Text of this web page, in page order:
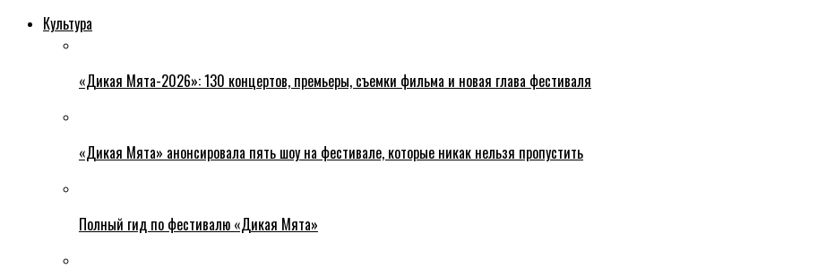
Культура
«Дикая Мята-2026»: 130 концертов, премьеры, съемки фильма и новая глава фестиваля
«Дикая Мята» анонсировала пять шоу на фестивале, которые никак нельзя пропустить
Полный гид по фестивалю «Дикая Мята»